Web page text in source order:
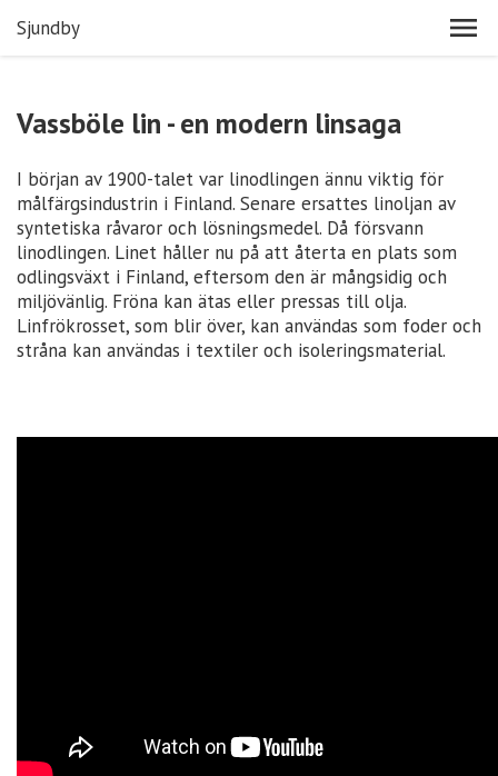
Sjundby
Vassböle lin - en modern linsaga
I början av 1900-talet var linodlingen ännu viktig för
målfärgsindustrin i Finland. Senare ersattes linoljan av
syntetiska råvaror och lösningsmedel. Då försvann
linodlingen. Linet håller nu på att återta en plats som
odlingsväxt i Finland, eftersom den är mångsidig och
miljövänlig. Fröna kan ätas eller pressas till olja.
Linfrökrosset, som blir över, kan användas som foder och
stråna kan användas i textiler och isoleringsmaterial.